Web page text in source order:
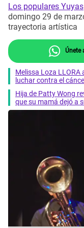
Los populares Yuyas
domingo 29 de
trayectoria artística
Únete
Melissa Loza LLORA
luchar contra el
Hija de Patty Wong
que su mamá dejó a